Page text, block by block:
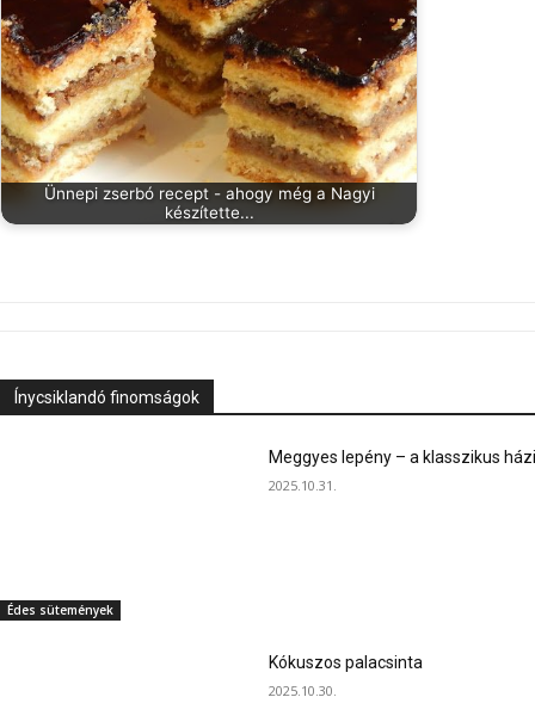
Ünnepi zserbó recept - ahogy még a Nagyi
készítette...
Ínycsiklandó finomságok
Édes sütemények
Meggyes lepény – a klasszikus
2025.10.31.
Kókuszos palacsinta
2025.10.30.